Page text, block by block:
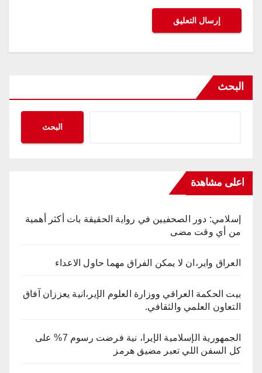
البحث
البحث
اعلى مشاهدة
إسلامي: دور الصحفيين في رواية الحقيقة بات أكثر أهمية
من أي وقت مضى
العراق واير،ان لا يمكن الفراق مهما حاول الاعداء
بيت الحكمة العراقي ووزارة العلوم الإير،انية يعززان آفاق
التعاون العلمي والثقافي.
الجمهورية الإسلامية الإيرا، نية فرضت رسوم 7% على
كل السفن اللي تعبر مضيق هرمز